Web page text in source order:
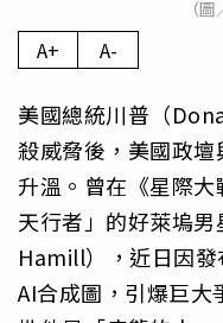
（
A+ A-
美國總統川普（
殺威脅後，美國政
升溫。曾在《星際
天行者」的好萊塢
Hamill），近日因
AI合成圖，引爆巨大